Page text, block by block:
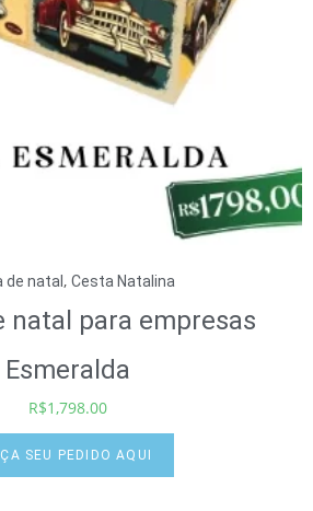
de natal, Cesta Natalina
natal para empresas
Esmeralda
R$1,798.00
SEU PEDIDO AQUI